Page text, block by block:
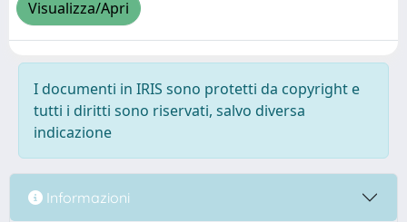
Visualizza/Apri
I documenti in IRIS sono protetti da copyright e
tutti i diritti sono riservati, salvo diversa
indicazione
Informazioni